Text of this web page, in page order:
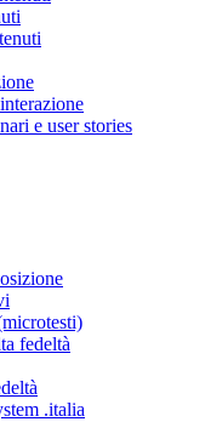
e user stories
fedeltà
.italia